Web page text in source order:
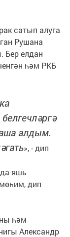
сатып алуга
Рушана
Бер елдан
һәм РКБ
алдым.
», - дип
яшь
дип
һәм
Александр